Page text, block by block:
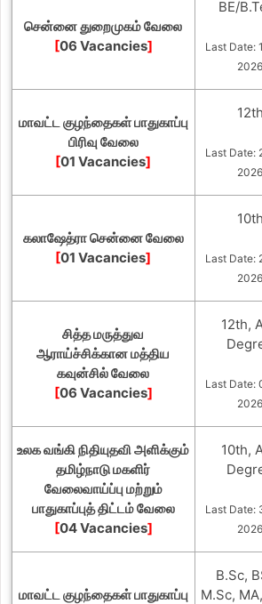
சென்னை துறைமுகம் வேலை
[06 Vacancies]
BE/
Last Date:
2026
மாவட்ட குழந்தைகள் பாதுகாப்பு
பிரிவு வேலை
[01 Vacancies]
12th
Last Date:
2026
கலாஷேத்ரா சென்னை வேலை
[01 Vacancies]
10th
Last Date:
2026
சித்த மருத்துவ
ஆராய்ச்சிக்கான மத்திய
கவுன்சில் வேலை
[06 Vacancies]
12th,
Last Date:
2026
உலக வங்கி நிதியுதவி அளிக்கும்
தமிழ்நாடு மகளிர்
வேலைவாய்ப்பு மற்றும்
பாதுகாப்புத் திட்டம் வேலை
[04 Vacancies]
10th,
Last Date:
2026
மாவட்ட குழந்தைகள் பாதுகாப்பு
B.Sc,
M.Sc,